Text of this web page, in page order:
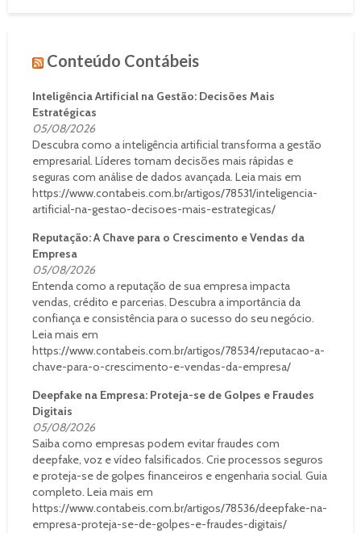
Conteúdo Contábeis
Inteligência Artificial na Gestão: Decisões Mais
Estratégicas
05/08/2026
Descubra como a inteligência artificial transforma a gestão
empresarial. Líderes tomam decisões mais rápidas e
seguras com análise de dados avançada. Leia mais em
https://www.contabeis.com.br/artigos/78531/inteligencia-
artificial-na-gestao-decisoes-mais-estrategicas/
Reputação: A Chave para o Crescimento e Vendas da
Empresa
05/08/2026
Entenda como a reputação de sua empresa impacta
vendas, crédito e parcerias. Descubra a importância da
confiança e consistência para o sucesso do seu negócio.
Leia mais em
https://www.contabeis.com.br/artigos/78534/reputacao-a-
chave-para-o-crescimento-e-vendas-da-empresa/
Deepfake na Empresa: Proteja-se de Golpes e Fraudes
Digitais
05/08/2026
Saiba como empresas podem evitar fraudes com
deepfake, voz e vídeo falsificados. Crie processos seguros
e proteja-se de golpes financeiros e engenharia social. Guia
completo. Leia mais em
https://www.contabeis.com.br/artigos/78536/deepfake-na-
empresa-proteja-se-de-golpes-e-fraudes-digitais/